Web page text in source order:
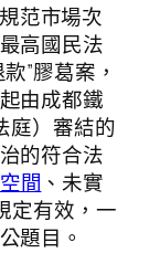
范市場次
高國民法
”膠葛案，
由成都鐵
庭）審結的
的符合法
間 、未實
定有效，一
題目。